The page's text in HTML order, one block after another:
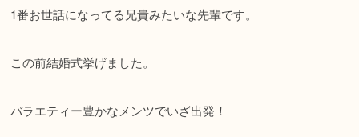
1番お世話になってる兄貴みたいな先輩です。
この前結婚式挙げました。
バラエティー豊かなメンツでいざ出発！